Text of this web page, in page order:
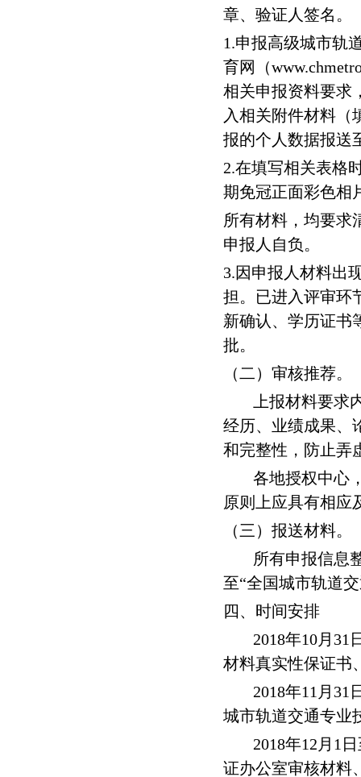
章、验证人签名。
1.申报高级城市轨
育网（
相关申报资料要求
入相关附件材料（
报的个人数据报送
2.在填写相关表格
期免冠正面彩色相
所有材料，均要求
申报人自负。
3.因申报人材料出
担。已进入评审环
新确认、学历证书
批。
（二）审核推荐。
上报材料要
经历、业绩成果、
和完整性，防止弄
各地授权中心
原则上应具有相应
（三）报送材料。
所有申报信息
至“全国城市轨道
四、时间安排
2018年10月 31
材料真实性保证书
2018年11 月 31
城市轨道交通专业
2018年12 月 1
证办公室审核材料